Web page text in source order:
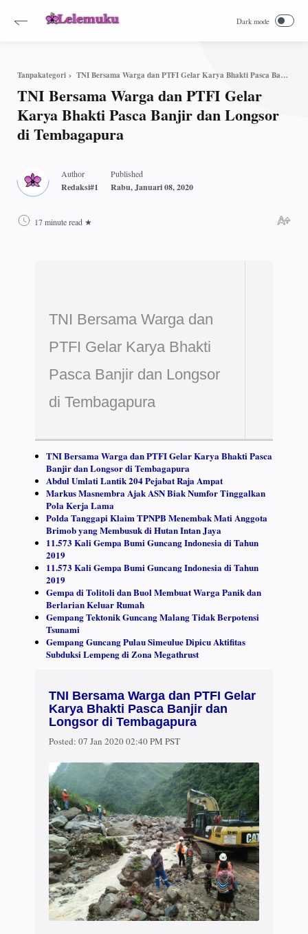
Tanpakategori TNI Bersama Warga dan PTFI Gelar Karya Bhakti Pasca Banjir dan Longsor di Tembagapura
TNI Bersama Warga dan PTFI Gelar
Karya Bhakti Pasca Banjir dan Longsor
di Tembagapura
17 minute read
TNI Bersama Warga dan
PTFI Gelar Karya Bhakti
Pasca Banjir dan Longsor
di Tembagapura
TNI Bersama Warga dan PTFI Gelar Karya Bhakti Pasca
Banjir dan Longsor di Tembagapura
Abdul Umlati Lantik 204 Pejabat Raja Ampat
Markus Masnembra Ajak ASN Biak Numfor Tinggalkan
Pola Kerja Lama
Polda Tanggapi Klaim TPNPB Menembak Mati Anggota
Brimob yang Membusuk di Hutan Intan Jaya
11.573 Kali Gempa Bumi Guncang Indonesia di Tahun
2019
11.573 Kali Gempa Bumi Guncang Indonesia di Tahun
2019
Gempa di Tolitoli dan Buol Membuat Warga Panik dan
Berlarian Keluar Rumah
Gempang Tektonik Guncang Malang Tidak Berpotensi
Tsunami
Gempang Guncang Pulau Simeulue Dipicu Aktifitas
Subduksi Lempeng di Zona Megathrust
TNI Bersama Warga dan PTFI Gelar
Karya Bhakti Pasca Banjir dan
Longsor di Tembagapura
Posted: 07 Jan 2020 02:40 PM PST